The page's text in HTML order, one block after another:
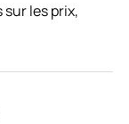
les prix,